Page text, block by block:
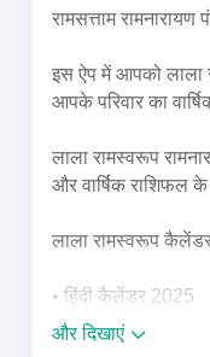
रामसत्ताम
इस ऐप में आपको लाला
आपके परिवार का
लाला रामस्वरूप
और वार्षिक राशिफल
लाला रामस्वरूप
• हिंदी कैलेंडर 2025
• हिंदू वर्ष कैलेंडर 2025
और दिखाएं